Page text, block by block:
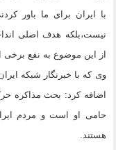
با ایران برای ما باور
نیست،‌بلکه هدف اصلی
از این موضوع به نفع
اضافه کرد: بحث مذاکره
حامی او است و مردم
هستند.